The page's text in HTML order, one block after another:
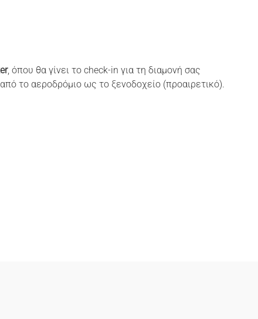
, όπου θα γίνει το check-in για τη διαμονή σας
το αεροδρόμιο ως το ξενοδοχείο (προαιρετικό).